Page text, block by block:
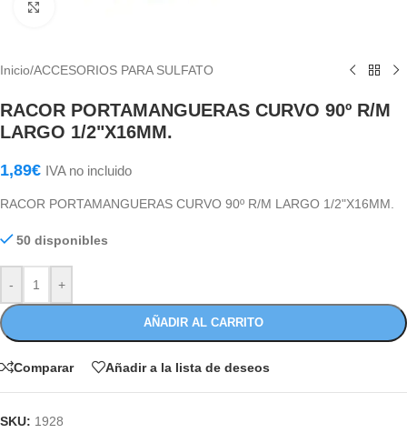
Inicio/ACCESORIOS PARA SULFATO
RACOR PORTAMANGUERAS CURVO 90º R/M
LARGO 1/2"X16MM.
1,89€ IVA no incluido
RACOR PORTAMANGUERAS CURVO 90º R/M LARGO 1/2"X16MM.
50 disponibles
- +
AÑADIR AL CARRITO
Comparar Añadir a la lista de deseos
SKU: 1928